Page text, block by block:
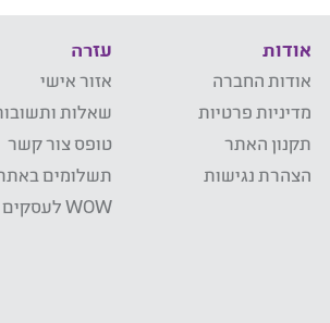
אודות
אודות החברה
מדיניות פרטיות
תקנון האתר
הצהרת נגישות
עזרה
אזור אישי
שאלות
טופס צור קשר
תשלומים
WOW לעסקים